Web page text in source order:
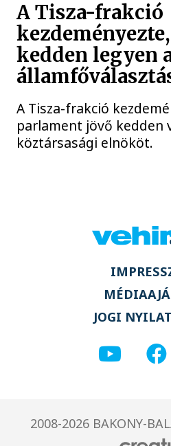
A Tisza-frakció
kedden legyen
A Tisza-frakció
parlament jövő kedden
köztársasági elnököt.
JOGI
2008-2026 BAKONY-